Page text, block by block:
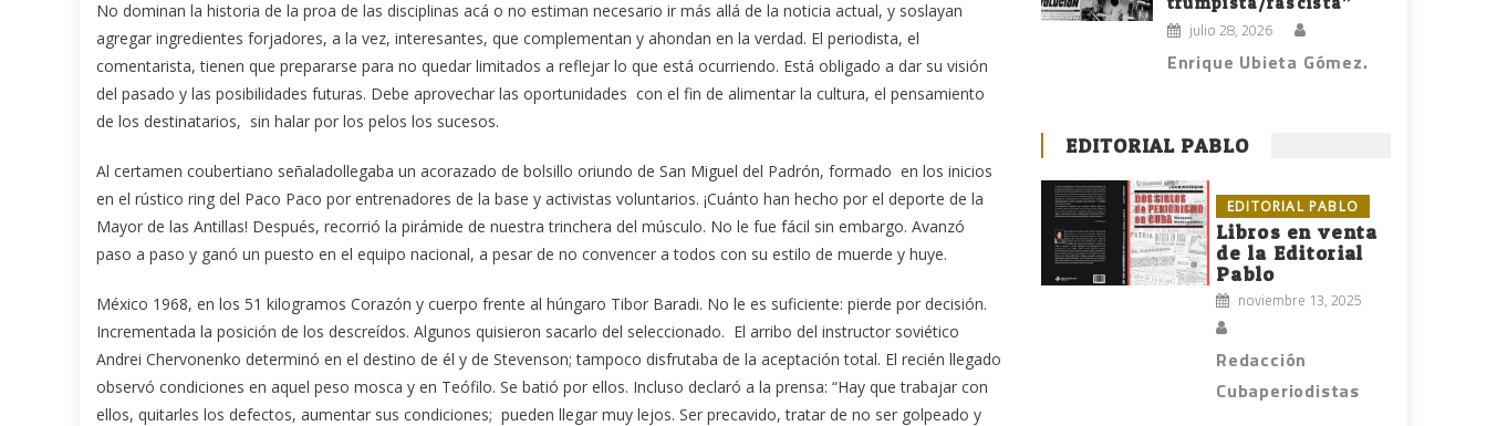
No dominan la historia de la proa de las disciplinas acá o no estiman necesario ir más allá de la noticia actual, y soslayan
agregar ingredientes forjadores, a la vez, interesantes, que complementan y ahondan en la verdad. El periodista, el
comentarista, tienen que prepararse para no quedar limitados a reflejar lo que está ocurriendo. Está obligado a dar su visión
del pasado y las posibilidades futuras. Debe aprovechar las oportunidades con el fin de alimentar la cultura, el pensamiento
de los destinatarios, sin halar por los pelos los sucesos.
Al certamen coubertiano señaladollegaba un acorazado de bolsillo oriundo de San Miguel del Padrón, formado en los inicios
en el rústico ring del Paco Paco por entrenadores de la base y activistas voluntarios. ¡Cuánto han hecho por el deporte de la
Mayor de las Antillas! Después, recorrió la pirámide de nuestra trinchera del músculo. No le fue fácil sin embargo. Avanzó
paso a paso y ganó un puesto en el equipo nacional, a pesar de no convencer a todos con su estilo de muerde y huye.
México 1968, en los 51 kilogramos Corazón y cuerpo frente al húngaro Tibor Baradi. No le es suficiente: pierde por decisión.
Incrementada la posición de los descreídos. Algunos quisieron sacarlo del seleccionado. El arribo del instructor soviético
Andrei Chervonenko determinó en el destino de él y de Stevenson; tampoco disfrutaba de la aceptación total. El recién llegado
observó condiciones en aquel peso mosca y en Teófilo. Se batió por ellos. Incluso declaró a la prensa: “Hay que trabajar con
ellos, quitarles los defectos, aumentar sus condiciones; pueden llegar muy lejos. Ser precavido, tratar de no ser golpeado y
julio 28, 2026
Enrique Ubieta Gómez.
EDITORIAL PABLO
EDITORIAL PABLO
Libros en venta
de la Editorial
Pablo
noviembre 13, 2025
Redacción
Cubaperiodistas